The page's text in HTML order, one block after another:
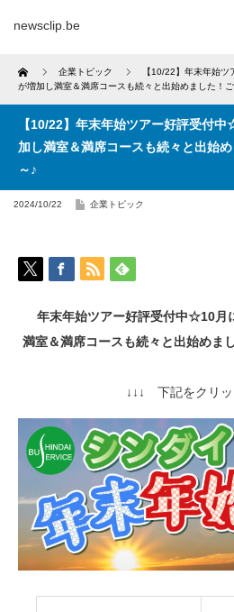
newsclip.be
Home 企業トピック
【10/22】年末年始
が増加し満室＆満席コースも続々と出始めました！
【10/22】年末年始ツアー好評受付
加し満室＆満席コースも続々と出始
～♪
2024/10/22 企業トピック
年末年始ツアー好評受付中☆10月
満室＆満席コースも続々と出始めま
↓↓↓ 下記をクリ